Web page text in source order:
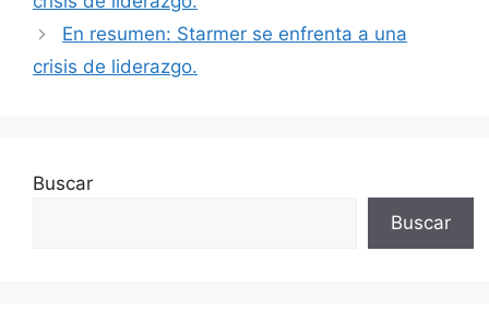
En resumen: Starmer se enfrenta a una
crisis de liderazgo.
Buscar
Buscar